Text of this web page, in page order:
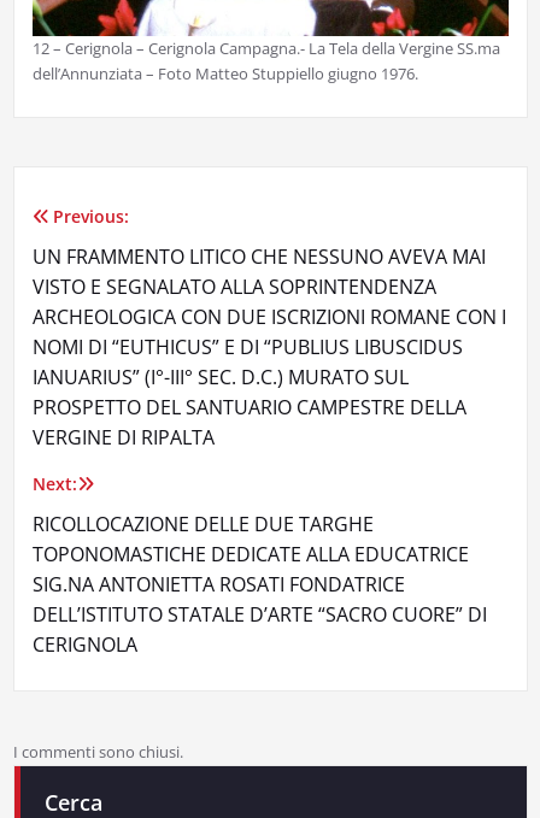
12 – Cerignola – Cerignola Campagna.- La Tela della Vergine SS.ma
dell’Annunziata – Foto Matteo Stuppiello giugno 1976.
Navigazione
articoli
Previous:
UN FRAMMENTO LITICO CHE NESSUNO AVEVA MAI
VISTO E SEGNALATO ALLA SOPRINTENDENZA
ARCHEOLOGICA CON DUE ISCRIZIONI ROMANE CON I
NOMI DI “EUTHICUS” E DI “PUBLIUS LIBUSCIDUS
IANUARIUS” (I°-III° SEC. D.C.) MURATO SUL
PROSPETTO DEL SANTUARIO CAMPESTRE DELLA
VERGINE DI RIPALTA
Next:
RICOLLOCAZIONE DELLE DUE TARGHE
TOPONOMASTICHE DEDICATE ALLA EDUCATRICE
SIG.NA ANTONIETTA ROSATI FONDATRICE
DELL’ISTITUTO STATALE D’ARTE “SACRO CUORE” DI
CERIGNOLA
I commenti sono chiusi.
Cerca